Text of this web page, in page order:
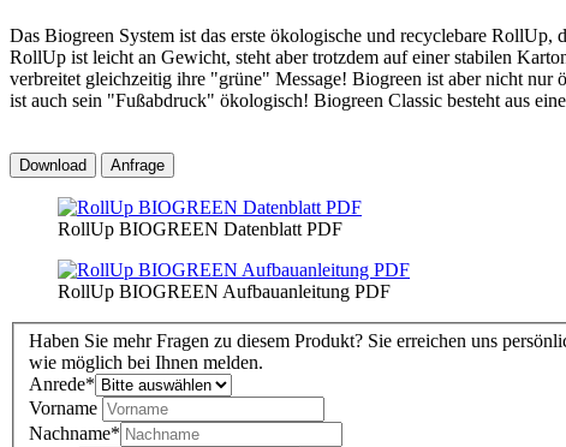
Das Biogreen System ist das erste ökologische und recyclebare
RollUp ist leicht an Gewicht, steht aber trotzdem auf einer stabilen
verbreitet gleichzeitig ihre "grüne" Message! Biogreen ist aber nicht
ist auch sein "Fußabdruck" ökologisch! Biogreen Classic besteht aus
Download Anfrage
RollUp BIOGREEN Datenblatt PDF
RollUp BIOGREEN Aufbauanleitung PDF
Haben Sie mehr Fragen zu diesem Produkt? Sie erreichen uns
wie möglich bei Ihnen melden.
Anrede*
Vorname
Nachname*